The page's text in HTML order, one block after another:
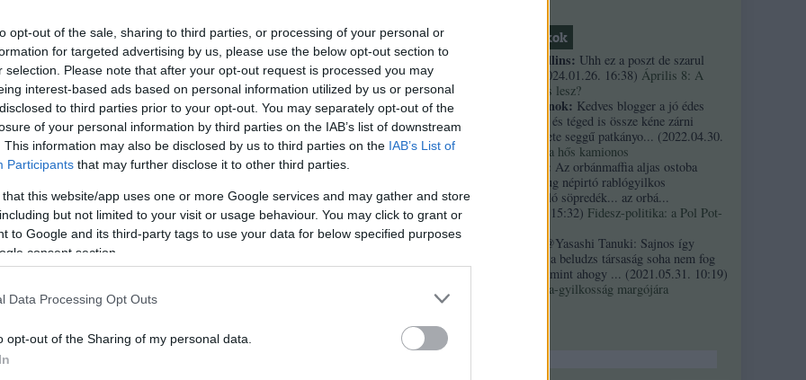
opt-out of the sale, sharing to third parties, or processing of your personal or
for targeted advertising by us, please use the below opt-out section to
selection. Please note that after your opt-out request is processed you may
interest-based ads based on personal information utilized by us or personal
to third parties prior to your opt-out. You may separately opt-out of the
of your personal information by third parties on the IAB’s list of downstream
This information may also be disclosed by us to third parties on the IAB’s List of
Participants that may further disclose it to other third parties.
that this website/app uses one or more Google services and may gather and store
but not limited to your visit or usage behaviour. You may click to grant or
to Google and its third-party tags to use your data for below specified purposes
consent section.
Data Processing Opt Outs
opt-out of the Sharing of my personal data.
Még még még! »
stratégia
is!
trollhatározó
pártállású trollokban meglepően sok a hasonlóság. A legfontosabb
Friss topikok
necrophil collins: Uhh ez a poszt de szarul
2024.01.26. 16:38) Április 8: A
többség kevés lesz?
Custertábornok: Kedves blogger a jó édes
kurvaanyádat és téged is össze kéne zárni
ezekkel a fekete seggű patkányo... (2022.04.30.
Árpi, a hős kamionos
kiskutyauto: Az orbánmaffia aljas ostoba
arrogáns hazug népirtó rablógyilkos
országromboló söpredék... az orbá...
2021.10.19. 15:32) Fidesz-politika: a Pol Pot-
@Yasashi Tanuki: Sajnos így
valahogy. Ez a beludzs társaság soha nem fog
integrálódni, mint ahogy ... (2021.05.31. 10:19)
A Bándy Kata-gyilkosság margójára